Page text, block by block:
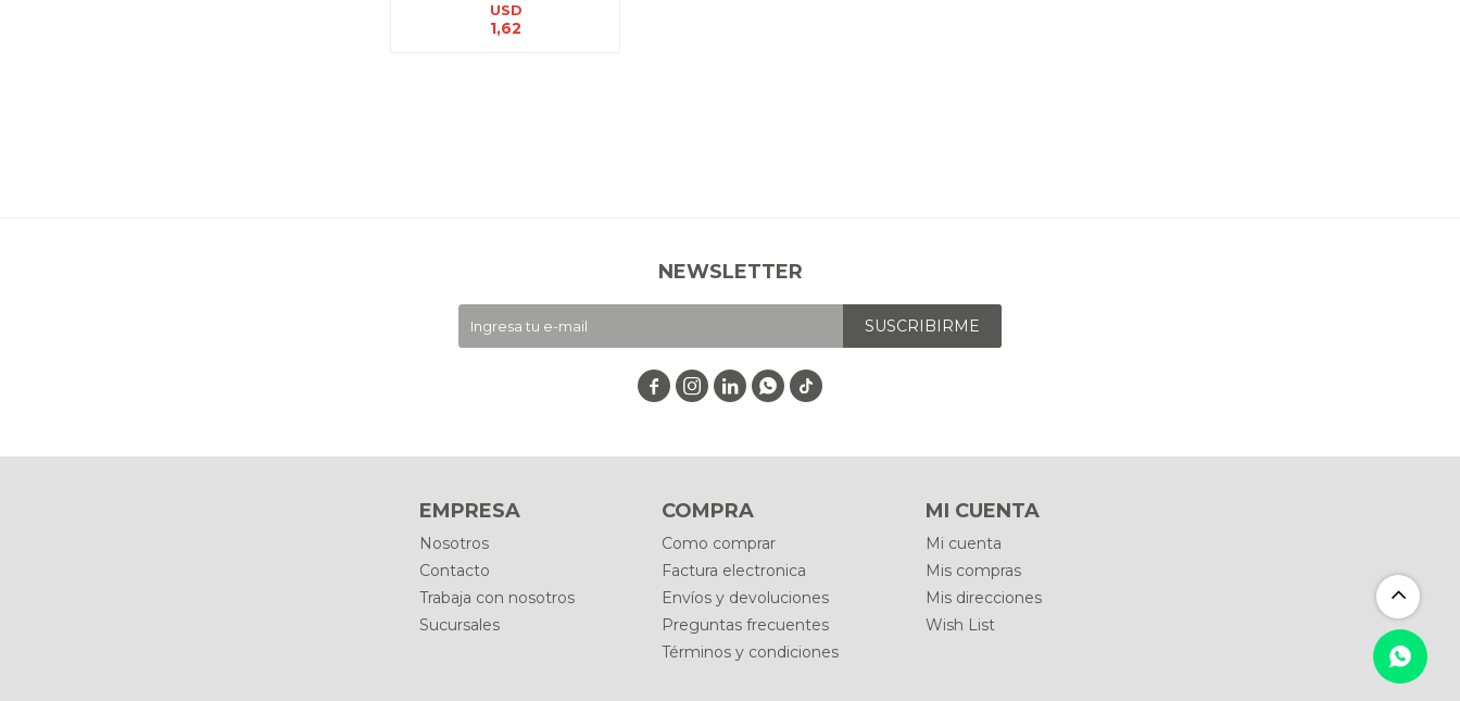
USD
1,62
EMPRESA
Nosotros
Contacto
Trabaja con nosotros
Sucursales
COMPRA
Como comprar
Factura electronica
Envíos y devoluciones
Preguntas frecuentes
Términos y condiciones
MI CUENTA
Mi cuenta
Mis compras
Mis direcciones
Wish List
NEWSLETTER
SUSCRIBIRME
   